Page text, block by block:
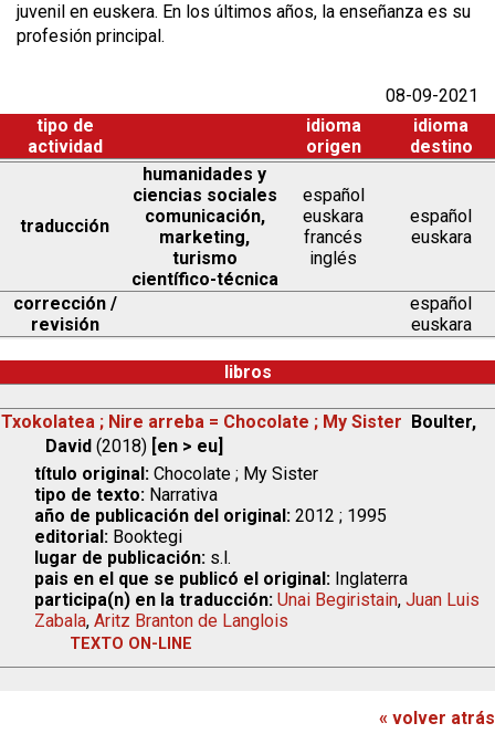
juvenil en euskera. En los últimos años, la enseñanza es su
profesión principal.
08-09-2021
tipo de
actividad
idioma
origen
idioma
destino
traducción
humanidades y
ciencias sociales
comunicación,
marketing,
turismo
científico-técnica
español
euskara
francés
inglés
español
euskara
corrección /
revisión
español
euskara
libros
Txokolatea ; Nire arreba = Chocolate ; My Sister Boulter,
David (2018) [en > eu]
título original: Chocolate ; My Sister
tipo de texto: Narrativa
año de publicación del original: 2012 ; 1995
editorial: Booktegi
lugar de publicación: s.l.
pais en el que se publicó el original: Inglaterra
participa(n) en la traducción: Unai Begiristain, Juan Luis
Zabala, Aritz Branton de Langlois
TEXTO ON-LINE
« volver atrás